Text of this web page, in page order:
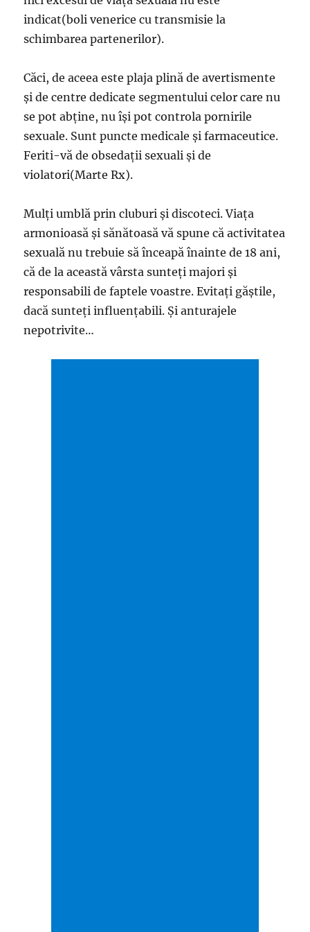
indicat(boli venerice cu transmisie la
schimbarea partenerilor).
Căci, de aceea este plaja plină de avertismente
şi de centre dedicate segmentului celor care nu
se pot abţine, nu îşi pot controla pornirile
sexuale. Sunt puncte medicale şi farmaceutice.
Feriti-vă de obsedaţii sexuali şi de
violatori(Marte Rx).
Mulţi umblă prin cluburi şi discoteci. Viaţa
armonioasă şi sănătoasă vă spune că activitatea
sexuală nu trebuie să înceapă înainte de 18 ani,
că de la această vârsta sunteţi majori şi
responsabili de faptele voastre. Evitaţi găştile,
dacă sunteţi influenţabili. Şi anturajele
nepotrivite…